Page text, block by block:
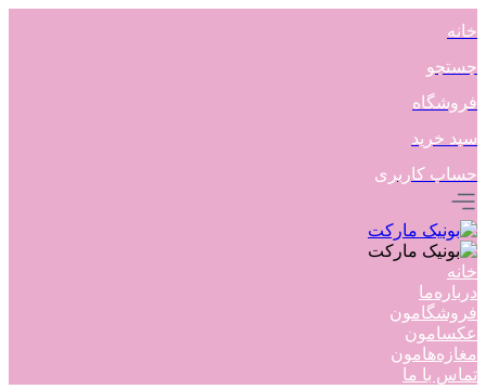
خانه
جستجو
فروشگاه
سبد خرید
حساب کاربری
خانه
درباره‌ما
فروشگامون
عکسامون
مغازه‌هامون
تماس با ما